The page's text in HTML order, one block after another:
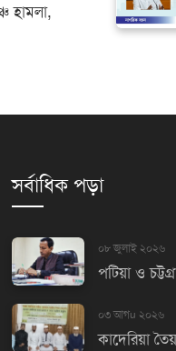
হামলা,
সর্বাধিক পড়া
০৮ জুলাই ২০২৬
পটিয়া ও
০৩ আগu ২০২৬
কাদেরিয়া